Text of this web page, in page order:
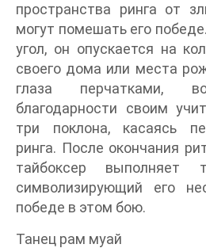
пространства ринга от
могут помешать его
угол, он опускается на
своего дома или места
глаза перчатками,
благодарности своим
три поклона, касаясь
ринга. После окончания
тайбоксер
символизирующий его
победе в этом бою.
Танец рам муай